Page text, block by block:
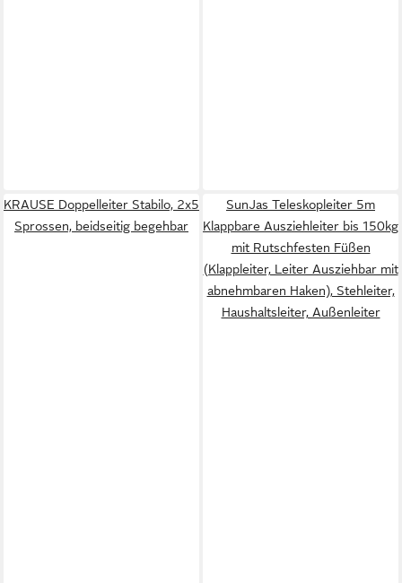
KRAUSE Doppelleiter Stabilo, 2x5
Sprossen, beidseitig begehbar
SunJas Teleskopleiter 5m
Klappbare Ausziehleiter bis 150kg
mit Rutschfesten Füßen
(Klappleiter, Leiter Ausziehbar mit
abnehmbaren Haken), Stehleiter,
Haushaltsleiter, Außenleiter